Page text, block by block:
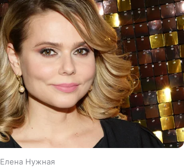
Елена Нужная